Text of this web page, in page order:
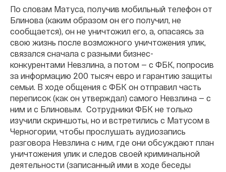
По словам Матуса, получив мобильный телефон от
Блинова (каким образом он его получил, не
сообщается), он не уничтожил его, а, опасаясь за
свою жизнь после возможного уничтожения улик,
связался сначала с разными бизнес-
конкурентами Невзлина, а потом — с ФБК, попросив
за информацию 200 тысяч евро и гарантию защиты
семьи. В ходе общения с ФБК он отправил часть
переписок (как он утверждал) самого Невзлина — с
ним и с Блиновым. Сотрудники ФБК не только
изучили скриншоты, но и встретились с Матусом в
Черногории, чтобы прослушать аудиозапись
разговора Невзлина с ним, где они обсуждают план
уничтожения улик и следов своей криминальной
деятельности (записанный ими в ходе беседы